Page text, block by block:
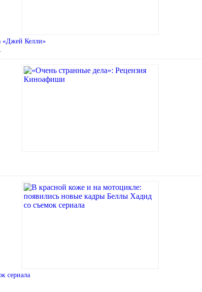
«Джей Келли»
сериала